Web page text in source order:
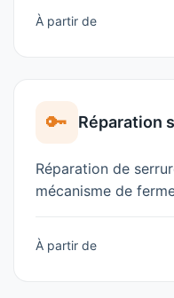
À partir de
🔑 Réparation
Réparation de
mécanisme de
À partir de